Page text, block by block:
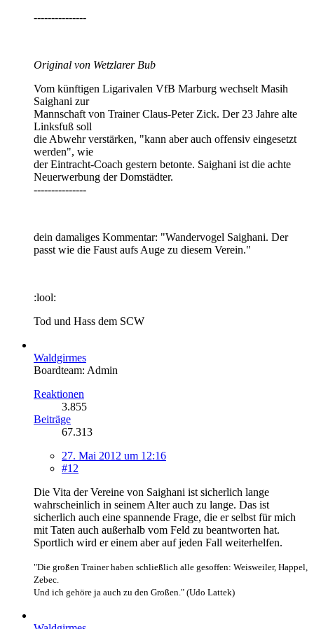
---------------
Original von Wetzlarer Bub
Vom künftigen Ligarivalen VfB Marburg wechselt Masih
Saighani zur
Mannschaft von Trainer Claus-Peter Zick. Der 23 Jahre alte
Linksfuß soll
die Abwehr verstärken, "kann aber auch offensiv eingesetzt
werden", wie
der Eintracht-Coach gestern betonte. Saighani ist die achte
Neuerwerbung der Domstädter.
---------------
dein damaliges Kommentar: "Wandervogel Saighani. Der
passt wie die Faust aufs Auge zu diesem Verein."
:lool:
Tod und Hass dem SCW
Waldgirmes
Boardteam: Admin
Reaktionen
3.855
Beiträge
67.313
27. Mai 2012 um 12:16
#12
Die Vita der Vereine von Saighani ist sicherlich lange
wahrscheinlich in seinem Alter auch zu lange. Das ist
sicherlich auch eine spannende Frage, die er selbst für mich
mit Taten auch außerhalb vom Feld zu beantworten hat.
Sportlich wird er einem aber auf jeden Fall weiterhelfen.
"Die großen Trainer haben schließlich alle gesoffen: Weisweiler, Happel,
Zebec.
Und ich gehöre ja auch zu den Großen." (Udo Lattek)